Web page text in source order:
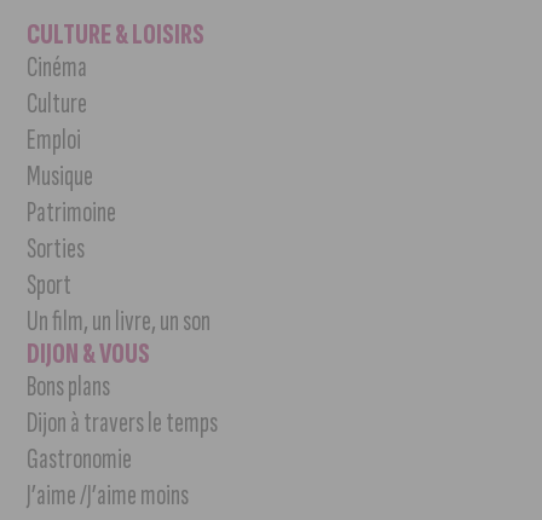
CULTURE & LOISIRS
Cinéma
Culture
Emploi
Musique
Patrimoine
Sorties
Sport
Un film, un livre, un son
DIJON & VOUS
Bons plans
Dijon à travers le temps
Gastronomie
J’aime /J’aime moins